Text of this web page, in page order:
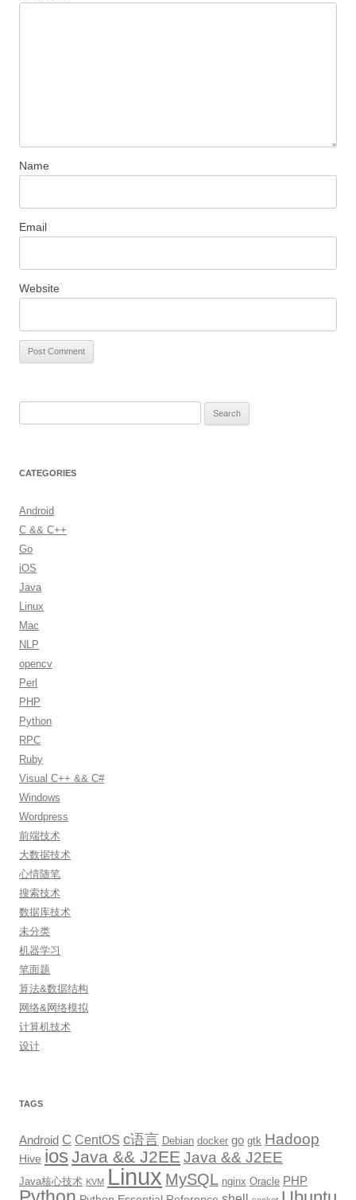
Name
Email
Website
r
h
f
o
r
:
CATEGORIES
Android
C && C++
Go
iOS
Java
Linux
Mac
NLP
opencv
Perl
PHP
Python
RPC
Ruby
Visual C++ && C#
Windows
Wordpress
前端技术
大数据技术
心情随笔
搜索技术
数据库技术
未分类
机器学习
笔面题
算法&数据结构
网络&网络模拟
计算机技术
设计
TAGS
Android C CentOS c语言 Debian docker go gtk Hadoop
Hive ios Java && J2EE Java && J2EE
Java核心技术 KVM Linux MySQL nginx Oracle PHP